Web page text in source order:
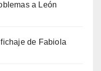
a León
de Fabiola